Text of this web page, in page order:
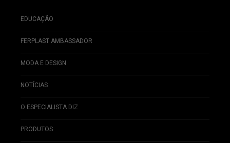
EDUCAÇÃO
FERPLAST AMBASSADOR
MODA E DESIGN
NOTÍCIAS
O ESPECIALISTA DIZ
PRODUTOS